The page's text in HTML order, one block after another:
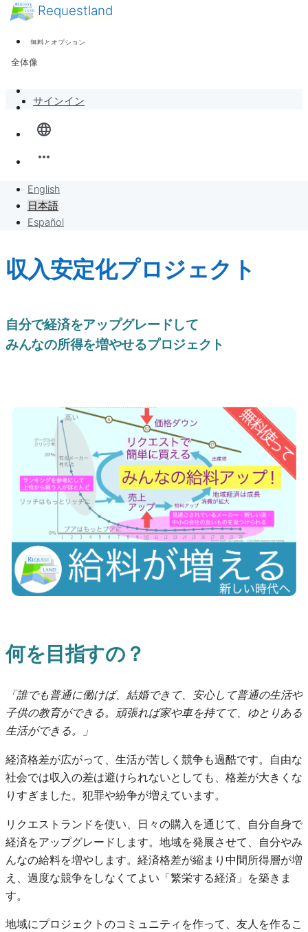
Requestland
無料とオプション
サポート
language
more_horiz
English
日本語
Español
全体像
バンバンボード
リクエスト
リクエストに販売
プロジェクト
ニュース
ピース・アンド・パッションについて
サインイン
収入安定化プロジェクト
自分で経済をアップグレードして
みんなの所得を増やせるプロジェクト
何を目指すの？
「誰でも普通に働けば、結婚できて、安心して普通の生活や
子供の教育ができる。頑張れば家や車を持てて、ゆとりある
生活ができる。」
経済格差が広がって、生活が苦しく競争も過酷です。自由な
社会では収入の差は避けられないとしても、格差が大きくな
りすぎました。犯罪や紛争が増えています。
リクエストランドを使い、日々の購入を通じて、自分自身で
経済をアップグレードします。地域を発展させて、自分やみ
んなの給料を増やします。経済格差が縮まり中間所得層が増
え、過度な競争をしなくてよい「繁栄する経済」を築きま
す。
地域にプロジェクトのコミュニティを作って、友人を作るこ